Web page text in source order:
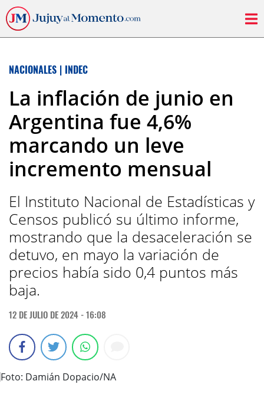
NACIONALES | INDEC
La inflación de junio en
Argentina fue 4,6%
marcando un leve
incremento mensual
El Instituto Nacional de Estadísticas y
Censos publicó su último informe,
mostrando que la desaceleración se
detuvo, en mayo la variación de
precios había sido 0,4 puntos más
baja.
12 DE JULIO DE 2024 - 16:08